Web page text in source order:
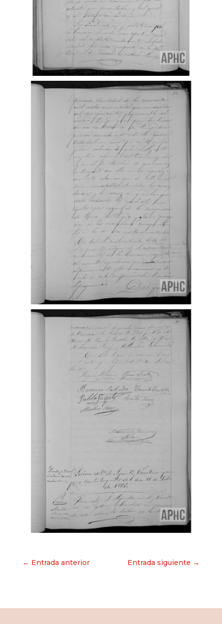
Navegación
← Entrada anterior Entrada siguiente →